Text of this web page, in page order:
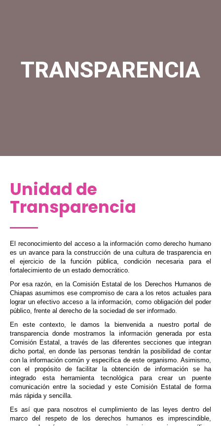
TRANSPARENCIA
Unidad de
Transparencia
El reconocimiento del acceso a la información como derecho humano
es un avance para la construcción de una cultura de trasparencia en
el ejercicio de la función pública, condición necesaria para el
fortalecimiento de un estado democrático.
Por esa razón, en la Comisión Estatal de los Derechos Humanos de
Chiapas asumimos ese compromiso de cara a los retos actuales para
lograr un efectivo acceso a la información, como obligación del poder
público, frente al derecho de la sociedad de ser informado.
En este contexto, le damos la bienvenida a nuestro portal de
transparencia donde mostramos la información generada por esta
Comisión Estatal, a través de las diferentes secciones que integran
dicho portal, en donde las personas tendrán la posibilidad de contar
con la información común y especifica de este organismo. Asimismo,
con el propósito de facilitar la obtención de información se ha
integrado esta herramienta tecnológica para crear un puente
comunicación entre la sociedad y este Comisión Estatal de forma
más rápida y sencilla.
Es así que para nosotros el cumplimiento de las leyes dentro del
marco del respeto de los derechos humanos es imprescindible,